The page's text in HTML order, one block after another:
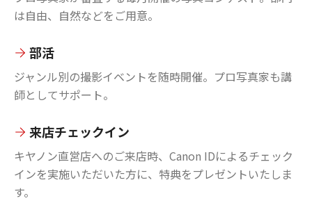
は自由、自然などをご用意。
部活
ジャンル別の撮影イベントを随時開催。プロ写真家も講
師としてサポート。
来店チェックイン
キヤノン直営店へのご来店時、Canon IDによるチェック
インを実施いただいた方に、特典をプレゼントいたしま
す。